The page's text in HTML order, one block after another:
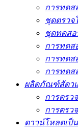
การทดส
ชุดตรวจ
ชุดทดสอ
การทดส
การทดส
การทดส
ผลิตภัณฑ์สัตว
การตรว
การตรว
ดาวน์โหลดเป็